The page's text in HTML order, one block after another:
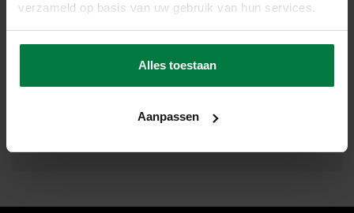
verzameld op basis van uw gebruik van hun services.
Alles toestaan
Aanpassen
599,- 199,-
SHOP NU